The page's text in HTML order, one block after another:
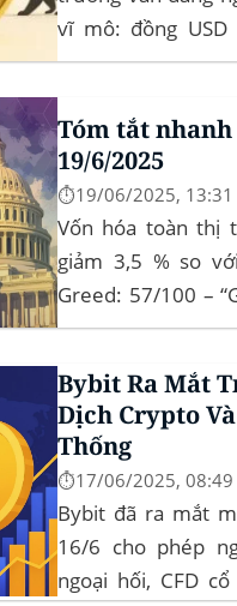
vĩ mô: đồng USD
“Trumponomics”,
crypto như “nơi
Hack 100 triệu
Tóm tắt
19/6/2025
⏱️19/06/2025, 13:31
Vốn hóa toàn thị
giảm 3,5 % so
Greed: 57/100 –
cực Xu hướng:
củng cố đà đi
altcoin...
Bybit Ra Mắt
Dịch Crypto
Thống
⏱️17/06/2025, 08:49
Bybit đã ra mắt
16/6 cho phép
ngoại hối, CFD